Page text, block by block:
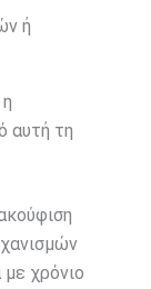
ή
αυτή τη
χρόνιο